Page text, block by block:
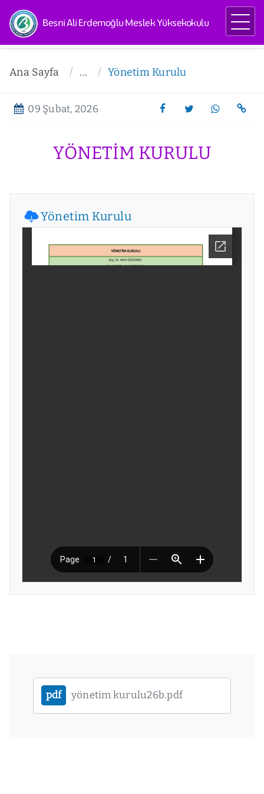
Besni Ali Erdemoğlu Meslek Yüksekokulu
Ana Sayfa ... Yönetim Kurulu
09 Şubat, 2026
YÖNETIM KURULU
Yönetim Kurulu
pdf yönetim kurulu26b.pdf